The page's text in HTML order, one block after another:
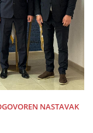
NASTAVAK